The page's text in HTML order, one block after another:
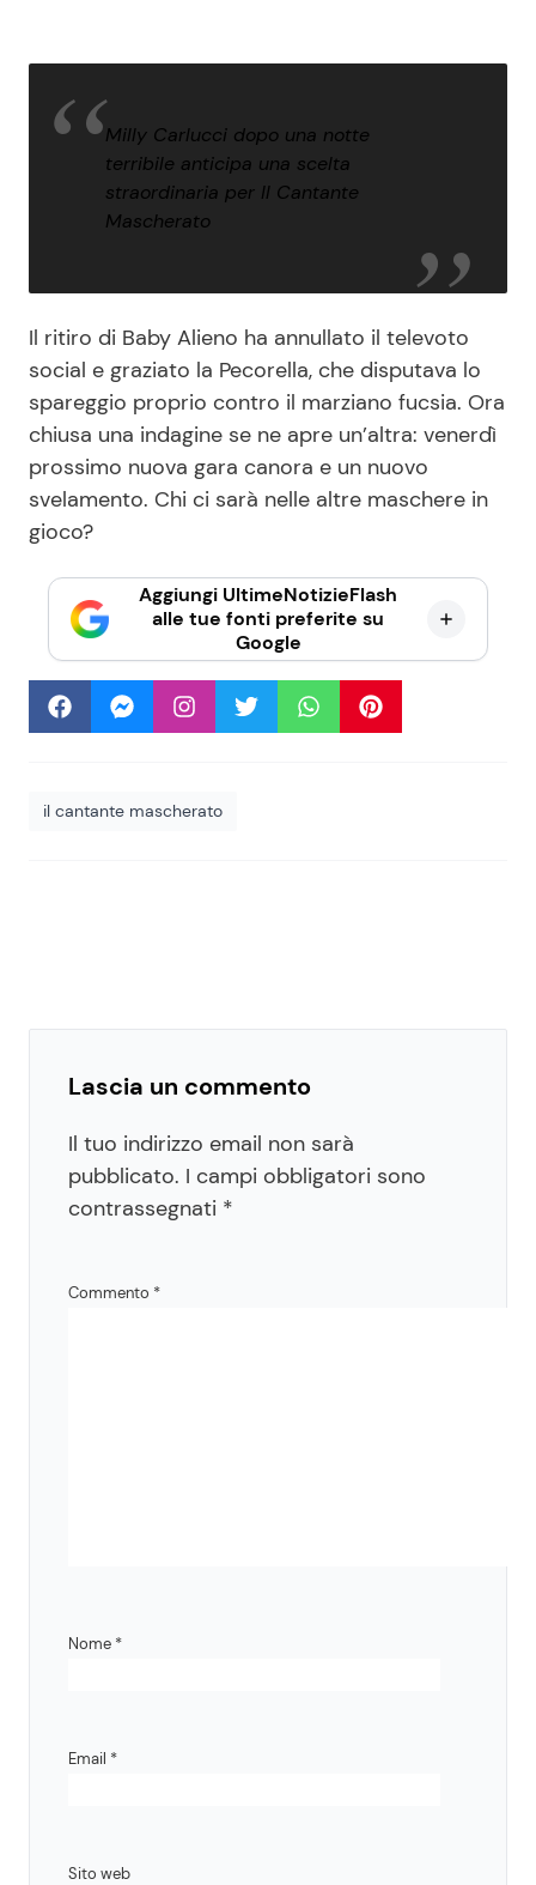
Milly Carlucci dopo una notte
terribile anticipa una scelta
straordinaria per Il Cantante
Mascherato
Il ritiro di Baby Alieno ha annullato il televoto
social e graziato la Pecorella, che disputava lo
spareggio proprio contro il marziano fucsia. Ora
chiusa una indagine se ne apre un’altra: venerdì
prossimo nuova gara canora e un nuovo
svelamento. Chi ci sarà nelle altre maschere in
gioco?
Aggiungi UltimeNotizieFlash
alle tue fonti preferite su
Google
il cantante mascherato
Lascia un commento
Il tuo indirizzo email non sarà
pubblicato. I campi obbligatori sono
contrassegnati *
Commento *
Nome *
Email *
Sito web